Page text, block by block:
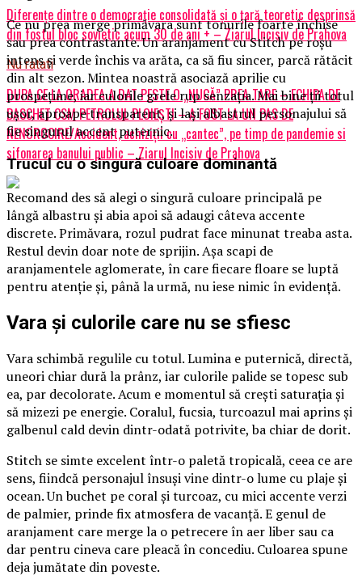
Diferențe dintre o democrație consolidată și o țară teoretic desprinsă
din fostul bloc sovietic acum 30 de ani + – Ziarul Incisiv de Prahova
Nu ratati
DUPA CE LA ORADEA A DAT PESTE O „NUCĂ” PREA TARE – ECHIPA DE
BASCHET CSM PETROLUL PLOIEŞTI – A FOST LA UN PAS DE
NENOROCIRE/Accident, achiziţii cu „cantec”, pe timp de pandemie si
sifonarea banului public – Ziarul Incisiv de Prahova
Ce nu prea merge primăvara sunt tonurile foarte închise
sau prea contrastante. Un aranjament cu Stitch pe roșu
intens și verde închis va arăta, ca să fiu sincer, parcă rătăcit
din alt sezon. Mintea noastră asociază aprilie cu
prospețime, iar culorile grele rup senzația. Mai bine ții totul
ușor, aproape transparent, și lași albastrul personajului să
fie singurul accent puternic.
Trucul cu o singură culoare dominantă
Recomand des să alegi o singură culoare principală pe
lângă albastru și abia apoi să adaugi câteva accente
discrete. Primăvara, rozul pudrat face minunat treaba asta.
Restul devin doar note de sprijin. Așa scapi de
aranjamentele aglomerate, în care fiecare floare se luptă
pentru atenție și, până la urmă, nu iese nimic în evidență.
Vara și culorile care nu se sfiesc
Vara schimbă regulile cu totul. Lumina e puternică, directă,
uneori chiar dură la prânz, iar culorile palide se topesc sub
ea, par decolorate. Acum e momentul să crești saturația și
să mizezi pe energie. Coralul, fucsia, turcoazul mai aprins și
galbenul cald devin dintr-odată potrivite, ba chiar de dorit.
Stitch se simte excelent într-o paletă tropicală, ceea ce are
sens, fiindcă personajul însuși vine dintr-o lume cu plaje și
ocean. Un buchet pe coral și turcoaz, cu mici accente verzi
de palmier, prinde fix atmosfera de vacanță. E genul de
aranjament care merge la o petrecere în aer liber sau ca
dar pentru cineva care pleacă în concediu. Culoarea spune
deja jumătate din poveste.